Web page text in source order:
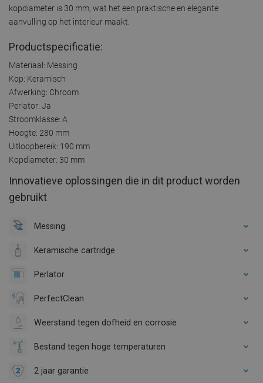
kopdiameter is 30 mm, wat het een praktische en elegante
aanvulling op het interieur maakt.
Productspecificatie:
Materiaal: Messing
Kop: Keramisch
Afwerking: Chroom
Perlator: Ja
Stroomklasse: A
Hoogte: 280 mm
Uitloopbereik: 190 mm
Kopdiameter: 30 mm
Innovatieve oplossingen die in dit product worden
gebruikt
Messing
Keramische cartridge
Perlator
PerfectClean
Weerstand tegen dofheid en corrosie
Bestand tegen hoge temperaturen
2 jaar garantie